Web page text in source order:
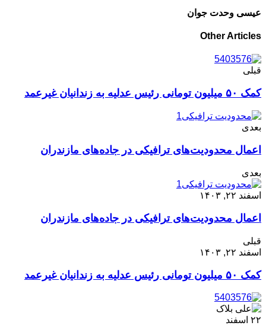
عیسی وحدت جوان
Other Articles
قبلی
کمک ۵۰ میلیون تومانی رئیس عدلیه به زندانیان غیرعمد
بعدی
اعمال محدودیت‌های ترافیکی در جاده‌های مازندران
بعدی
اسفند ۲۲, ۱۴۰۳
اعمال محدودیت‌های ترافیکی در جاده‌های مازندران
قبلی
اسفند ۲۲, ۱۴۰۳
کمک ۵۰ میلیون تومانی رئیس عدلیه به زندانیان غیرعمد
۲۲ اسفند